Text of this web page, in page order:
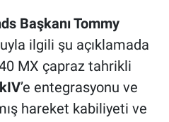
Başkanı Tommy
ilgili şu açıklamada
MX çapraz tahrikli
’e entegrasyonu ve
hareket kabiliyeti ve